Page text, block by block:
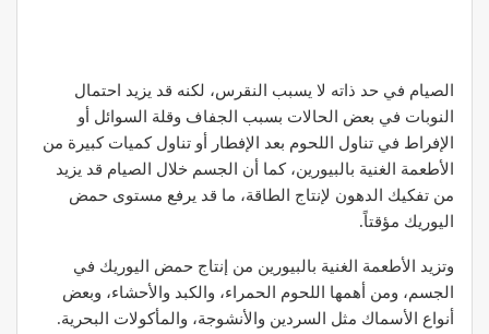
الصيام في حد ذاته لا يسبب النقرس، لكنه قد يزيد احتمال
النوبات في بعض الحالات بسبب الجفاف وقلة السوائل أو
الإفراط في تناول اللحوم بعد الإفطار أو تناول كميات كبيرة من
الأطعمة الغنية بالبيورين، كما أن الجسم خلال الصيام قد يزيد
من تفكيك الدهون لإنتاج الطاقة، ما قد يرفع مستوى حمض
اليوريك مؤقتاً.
وتزيد الأطعمة الغنية بالبيورين من إنتاج حمض اليوريك في
الجسم، ومن أهمها اللحوم الحمراء، والكبد والأحشاء، وبعض
أنواع الأسماك مثل السردين والأنشوجة، والمأكولات البحرية.